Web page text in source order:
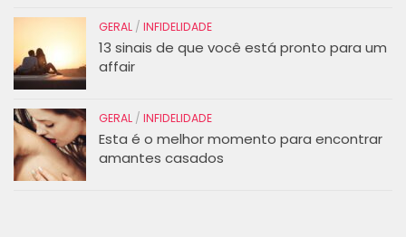
GERAL / INFIDELIDADE
13 sinais de que você está pronto para um
affair
GERAL / INFIDELIDADE
Esta é o melhor momento para encontrar
amantes casados